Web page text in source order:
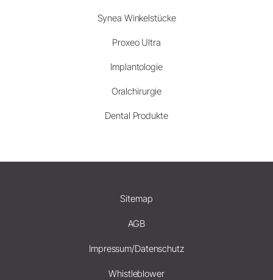
Synea Winkelstücke
Proxeo Ultra
Implantologie
Oralchirurgie
Dental Produkte
Sitemap
AGB
Impressum/Datenschutz
Whistleblower